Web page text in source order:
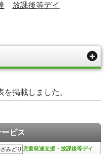
放課後等デイ
掲載しました。
ビス
児童発達支援・放課後等デイ